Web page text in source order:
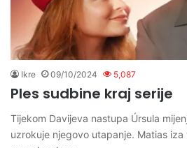
Ikre 09/10/2024 5,087
Ples sudbine kraj serije
Tijekom Davijeva nastupa Úrsula
uzrokuje njegovo utapanje. Matias iza